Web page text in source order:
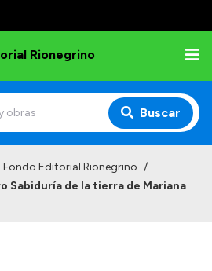
Rionegrino
Buscar
Fondo Editorial Rionegrino /
Sabiduría de la tierra de Mariana